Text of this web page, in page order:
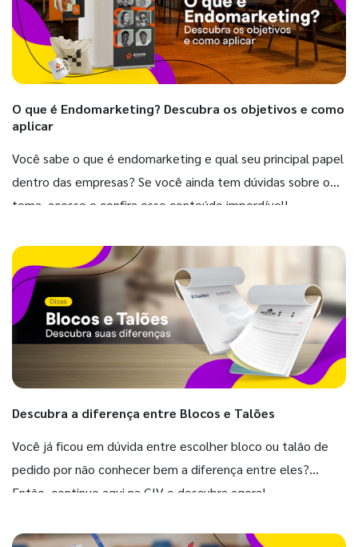
O que é Endomarketing? Descubra os objetivos e como
aplicar
Você sabe o que é endomarketing e qual seu principal papel
dentro das empresas? Se você ainda tem dúvidas sobre o
tema, acesse e confira esse conteúdo imperdível!
Descubra a diferença entre Blocos e Talões
Você já ficou em dúvida entre escolher bloco ou talão de
pedido por não conhecer bem a diferença entre eles?
Então, continue aqui na GIV e descubra agora!